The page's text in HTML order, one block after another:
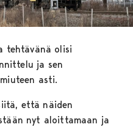
tehtävänä olisi
ja sen
asti.
että näiden
nyt aloittamaan ja